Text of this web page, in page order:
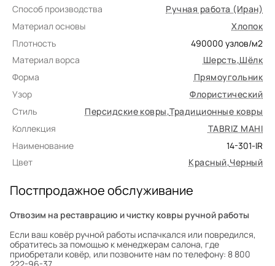
Способ производства
Ручная работа (Иран)
Материал основы
Хлопок
Плотность
490000 узлов/м2
Материал ворса
Шерсть,Шёлк
Форма
Прямоугольник
Узор
Флористический
Стиль
Персидские ковры,Традиционные ковры
Коллекция
TABRIZ MAHI
Наименование
14-301-IR
Цвет
Красный,Черный
Постпродажное обслуживание
Отвозим на реставрацию и чистку ковры ручной работы
Если ваш ковёр ручной работы испачкался или повредился,
обратитесь за помощью к менеджерам салона, где
приобретали ковёр, или позвоните нам по телефону: 8 800